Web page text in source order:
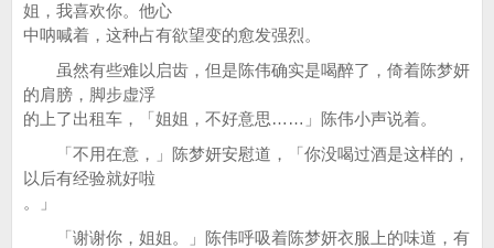
姐，我喜欢你。他心
中呐喊着，这种占有欲望变的愈发强烈。
虽然有些难以启齿，但是陈伟确实是喝醉了，倚着陈梦妍
的肩膀，脚步虚浮
的上了出租车，「姐姐，不好意思……」陈伟小声说着。
「不用在意，」陈梦妍安慰道，「你没喝过酒是这样的，
以后有经验就好啦
。」
「谢谢你，姐姐。」陈伟呼吸着陈梦妍衣服上的味道，有